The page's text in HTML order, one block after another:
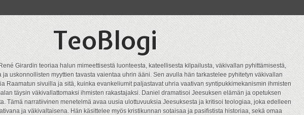
TeoBlogi
Girardin teoriaa halun mimeettisestä luonteesta, kateellisesta kilpailusta, väkivallan pyhittämisestä,
ja uskonnollisten myyttien tavasta vaientaa uhrin ääni. Sen avulla hän tarkastelee pyhitetyn väkivallan
Raamatun sivuilla ja sitä, kuinka evankeliumit paljastavat uhria vaativan syntipukkimekanismin ihmisten
täysin väkivallattomaksi ihmisten rakastajaksi. Daniel dramatisoi Jeesuksen elämän ja opetuksen
Tämä narratiivinen menetelmä avaa uusia ulottuvuuksia Jeesuksesta ja kritisoi teologiaa, joka edelleen
ja väkivaltaisena. Hän käsittelee myös kristikunnan sotaisaa ja pasifistista historiaa, sekä omaa